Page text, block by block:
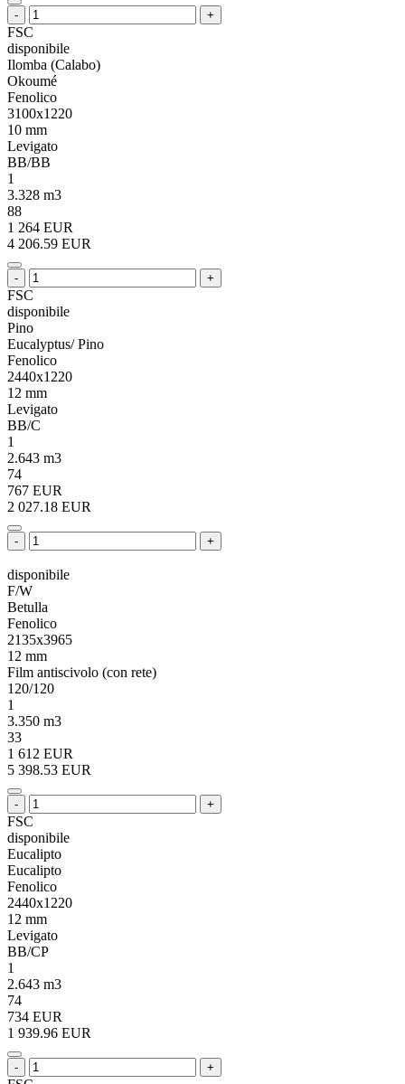
- +
FSC
disponibile
Ilomba (Calabo)
Okoumé
Fenolico
3100x1220
10 mm
Levigato
BB/BB
1
3.328 m3
88
1 264 EUR
4 206.59 EUR
- +
FSC
disponibile
Pino
Eucalyptus/ Pino
Fenolico
2440x1220
12 mm
Levigato
BB/C
1
2.643 m3
74
767 EUR
2 027.18 EUR
- +
disponibile
F/W
Betulla
Fenolico
2135x3965
12 mm
Film antiscivolo (con rete)
120/120
1
3.350 m3
33
1 612 EUR
5 398.53 EUR
- +
FSC
disponibile
Eucalipto
Eucalipto
Fenolico
2440x1220
12 mm
Levigato
BB/CP
1
2.643 m3
74
734 EUR
1 939.96 EUR
- +